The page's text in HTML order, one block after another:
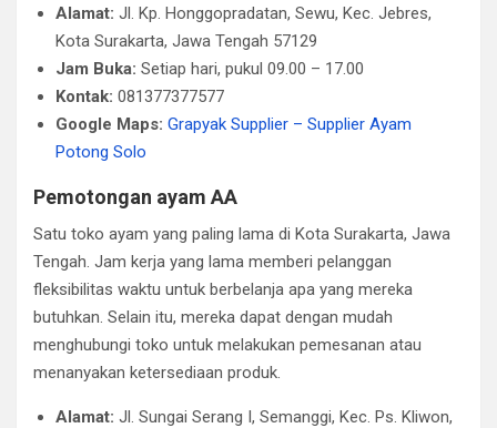
Alamat: Jl. Kp. Honggopradatan, Sewu, Kec. Jebres,
Kota Surakarta, Jawa Tengah 57129
Jam Buka: Setiap hari, pukul 09.00 – 17.00
Kontak: 081377377577
Google Maps: Grapyak Supplier – Supplier Ayam
Potong Solo
Pemotongan ayam AA
Satu toko ayam yang paling lama di Kota Surakarta, Jawa
Tengah. Jam kerja yang lama memberi pelanggan
fleksibilitas waktu untuk berbelanja apa yang mereka
butuhkan. Selain itu, mereka dapat dengan mudah
menghubungi toko untuk melakukan pemesanan atau
menanyakan ketersediaan produk.
Alamat: Jl. Sungai Serang I, Semanggi, Kec. Ps. Kliwon,